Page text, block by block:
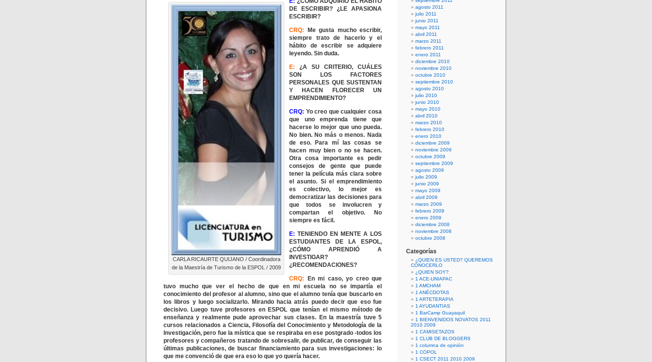
CARLA RICAURTE QUIJANO / Coordinadora
de la Maestría de Turismo de la ESPOL / 2009
DE ESCRIBIR? ¿LE APASIONA
ESCRIBIR?
CRQ: Me gusta mucho escribir,
siempre trato de hacerlo y el
hábito de escribir se adquiere
leyendo. Sin duda.
E: ¿A SU CRITERIO, CUÁLES
SON LOS FACTORES
PERSONALES QUE SUSTENTAN
Y HACEN FLORECER UN
EMPRENDIMIENTO?
CRQ: Yo creo que cualquier cosa
que uno emprenda tiene que
hacerse lo mejor que uno pueda.
No bien. No más o menos. Nada
de eso. Para mí las cosas se
hacen muy bien o no se hacen.
Otra cosa importante es pedir
consejos de gente que puede
tener la película más clara sobre
el asunto. Si el emprendimiento
es colectivo, lo mejor es
democratizar las decisiones para
que todos se involucren y
compartan el objetivo. No
siempre es fácil.
E: TENIENDO EN MENTE A LOS
ESTUDIANTES DE LA ESPOL,
¿CÓMO APRENDIÓ A
INVESTIGAR?
¿RECOMENDACIONES?
CRQ: En mi caso, yo creo que
tuvo mucho que ver el hecho de que en mi escuela no se impartía el
conocimiento del profesor al alumno, sino que el alumno tenía que buscarlo en
los libros y luego socializarlo. Mirando hacia atrás puedo decir que eso fue
decisivo. Luego tuve profesores en ESPOL que tenían el mismo método de
enseñanza y realmente pude aprovechar sus clases. En la maestría tuve 5
cursos relacionados a Ciencia, Filosofía del Conocimiento y Metodología de la
Investigación, pero fue la mística que se respiraba en ese postgrado -todos los
profesores y compañeros tratando de sobresalir, de publicar, de conseguir las
últimas publicaciones, de buscar financiamiento para sus investigaciones: lo
que me convenció de que era eso lo que yo quería hacer.
agosto 2011
julio 2011
junio 2011
mayo 2011
abril 2011
marzo 2011
febrero 2011
enero 2011
diciembre 2010
noviembre 2010
octubre 2010
septiembre 2010
agosto 2010
julio 2010
junio 2010
mayo 2010
abril 2010
marzo 2010
febrero 2010
enero 2010
diciembre 2009
noviembre 2009
octubre 2009
septiembre 2009
agosto 2009
julio 2009
junio 2009
mayo 2009
abril 2009
marzo 2009
febrero 2009
enero 2009
diciembre 2008
noviembre 2008
octubre 2008
Categorías
¿QUIEN ES USTED? QUEREMOS
CONOCERLO
¿QUIEN SOY?
1 ACE-UNIAPAC
1 AMCHAM
1 ANÉCDOTAS
1 ARTETERAPIA
1 AYUDANTIAS
1 BarCamp Guayaquil
1 BIENVENIDOS NOVATOS 2011
2010 2009
1 CAMISETAZOS
1 CLUB DE BLOGGERS
1 columna de opinión
1 COPOL
1 CSECT 2011 2010 2009